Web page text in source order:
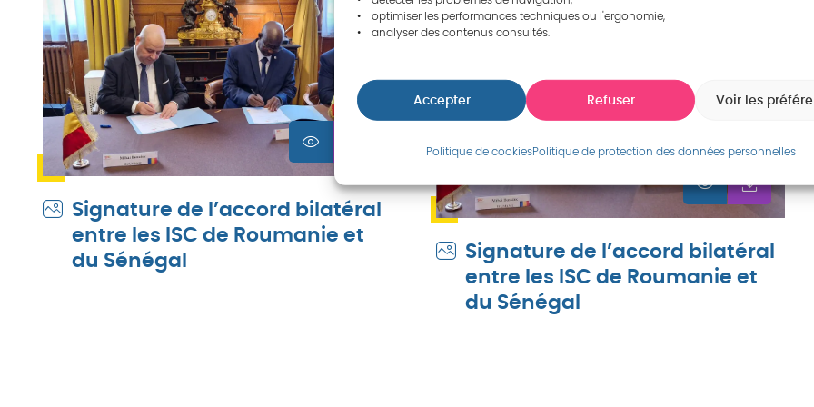
• optimiser les performances techniques ou l'ergonomie,
• analyser des contenus consultés.
Accepter Refuser Voir les
Politique de cookiesPolitique de protection des données personnelles
Signature de l’accord bilatéral
entre les ISC de Roumanie et
du Sénégal
Signature de l’accord bilatéral
entre les ISC de Roumanie et
du Sénégal